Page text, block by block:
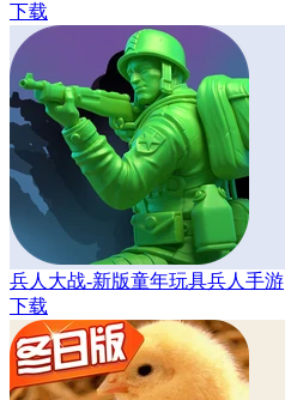
下载
兵人大战-新版童年玩具兵人手游
下载